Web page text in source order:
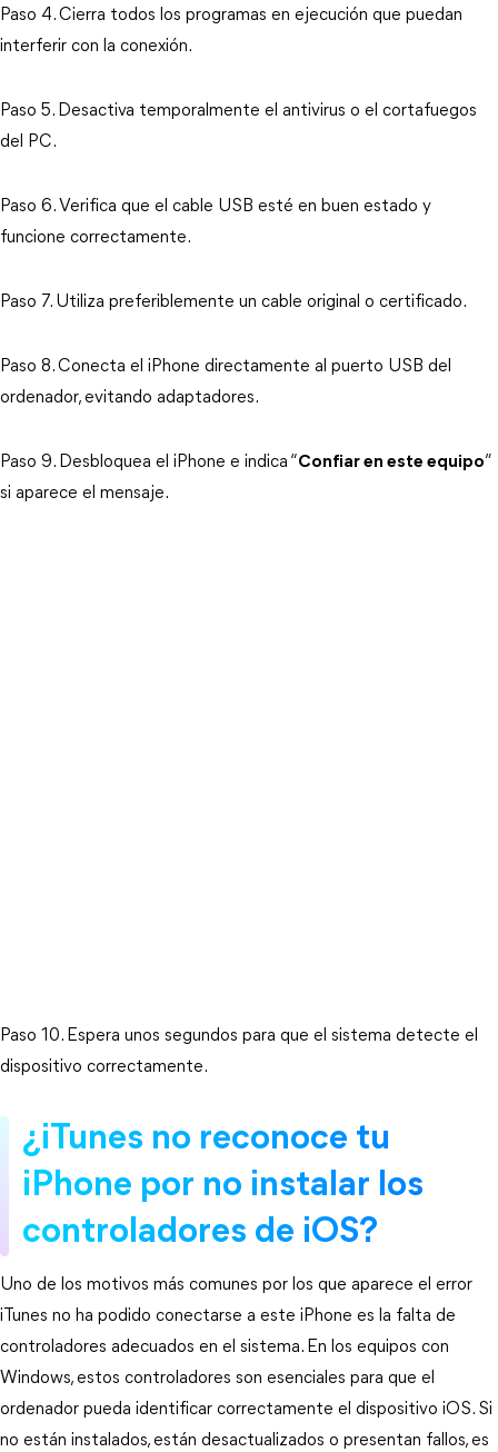
Paso 4. Cierra todos los programas en ejecución que puedan
interferir con la conexión.
Paso 5. Desactiva temporalmente el antivirus o el cortafuegos
del PC.
Paso 6. Verifica que el cable USB esté en buen estado y
funcione correctamente.
Paso 7. Utiliza preferiblemente un cable original o certificado.
Paso 8. Conecta el iPhone directamente al puerto USB del
ordenador, evitando adaptadores.
Paso 9. Desbloquea el iPhone e indica “Confiar en este equipo”
si aparece el mensaje.
Paso 10. Espera unos segundos para que el sistema detecte el
dispositivo correctamente.
¿iTunes no reconoce tu
iPhone por no instalar los
controladores de iOS?
Uno de los motivos más comunes por los que aparece el error
iTunes no ha podido conectarse a este iPhone es la falta de
controladores adecuados en el sistema. En los equipos con
Windows, estos controladores son esenciales para que el
ordenador pueda identificar correctamente el dispositivo iOS. Si
no están instalados, están desactualizados o presentan fallos, es